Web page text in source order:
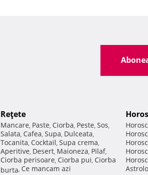
Reţete
Mancare, Paste, Ciorba, Peste, Sos,
Salata, Cafea, Supa, Dulceata,
Tocanita, Cocktail, Supa crema,
Aperitive, Desert, Maioneza, Pilaf,
Ciorba perisoare, Ciorba pui, Ciorba
burta, Ce mancam azi